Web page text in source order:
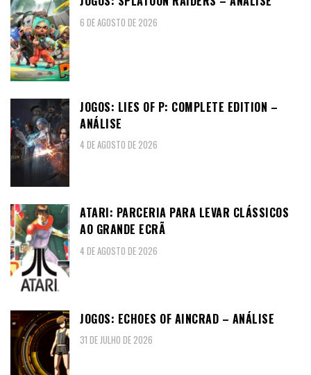
6 DE AGOSTO DE 2026
JOGOS: LIES OF P: COMPLETE EDITION –
ANÁLISE
4 DE AGOSTO DE 2026
ATARI: PARCERIA PARA LEVAR CLÁSSICOS
AO GRANDE ECRÃ
4 DE AGOSTO DE 2026
JOGOS: ECHOES OF AINCRAD – ANÁLISE
31 DE JULHO DE 2026